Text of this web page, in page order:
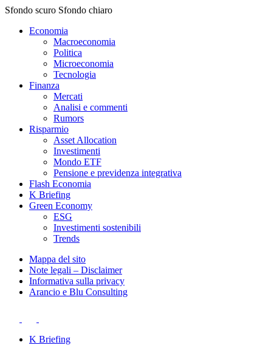
Sfondo scuro Sfondo chiaro
Economia
Macroeconomia
Politica
Microeconomia
Tecnologia
Finanza
Mercati
Analisi e commenti
Rumors
Risparmio
Asset Allocation
Investimenti
Mondo ETF
Pensione e previdenza integrativa
Flash Economia
K Briefing
Green Economy
ESG
Investimenti sostenibili
Trends
Mappa del sito
Note legali – Disclaimer
Informativa sulla privacy
Arancio e Blu Consulting
K Briefing